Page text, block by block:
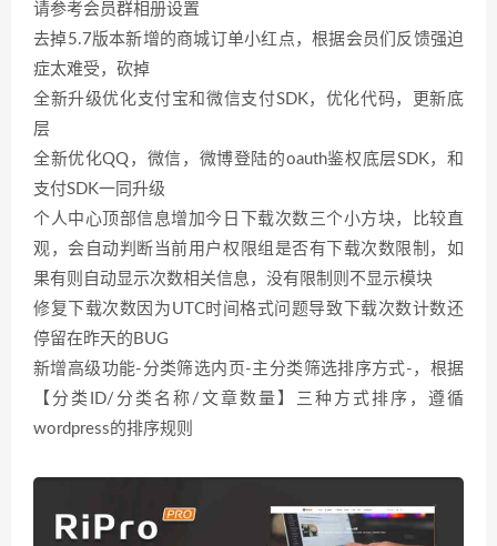
请参考会员群相册设置
去掉5.7版本新增的商城订单小红点，根据会员们反馈强迫
症太难受，砍掉
全新升级优化支付宝和微信支付SDK，优化代码，更新底
层
全新优化QQ，微信，微博登陆的oauth鉴权底层SDK，和
支付SDK一同升级
个人中心顶部信息增加今日下载次数三个小方块，比较直
观，会自动判断当前用户权限组是否有下载次数限制，如
果有则自动显示次数相关信息，没有限制则不显示模块
修复下载次数因为UTC时间格式问题导致下载次数计数还
停留在昨天的BUG
新增高级功能-分类筛选内页-主分类筛选排序方式-，根据
【分类ID/分类名称/文章数量】三种方式排序，遵循
wordpress的排序规则